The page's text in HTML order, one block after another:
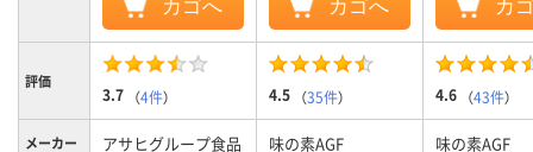
カゴへ カゴへ カ
評価
3.7 （4件） 4.5 （35件） 4.6 （43件）
メーカー アサヒグループ食品 味の素AGF 味の素AGF